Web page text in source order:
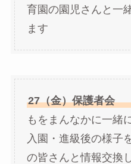
育園の園児さんと一
ます
27（金）保護者会
もをまんなかに一緒
入園・進級後の様子
の皆さんと情報交換